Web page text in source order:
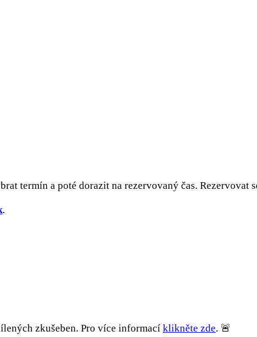
termín a poté dorazit na rezervovaný čas.
.
zkušeben. Pro více informací klikněte zde. 🚨